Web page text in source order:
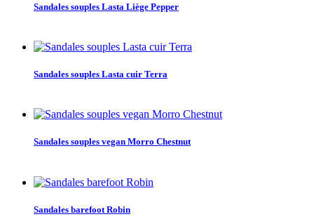
Sandales souples Lasta Liège Pepper
Sandales souples Lasta cuir Terra
Sandales souples vegan Morro Chestnut
Sandales barefoot Robin